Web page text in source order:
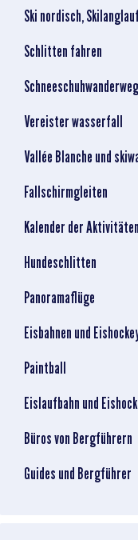
Ski nordisch, Skilanglauf
Schlitten fahren
Vereister wasserfall
Vallée Blanche und
Fallschirmgleiten
Kalender der
Hundeschlitten
Panoramaflüge
Eisbahnen und
Paintball
Eislaufbahn und
Büros von Bergführern
Guides und Bergführer